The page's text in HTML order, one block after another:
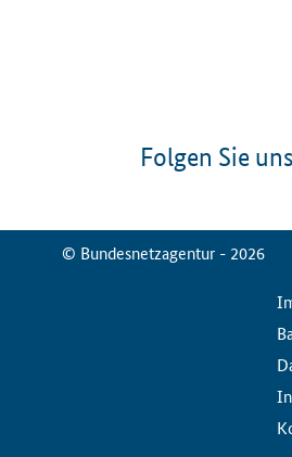
Folgen Sie uns
© Bundesnetzagentur - 2026
ServiceMenu